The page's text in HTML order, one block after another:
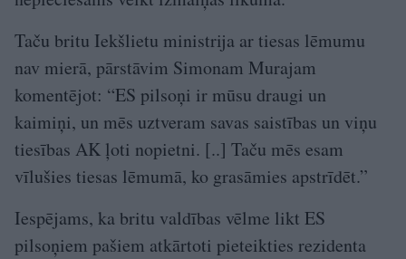
Taču britu Iekšlietu ministrija ar tiesas lēmumu
nav mierā, pārstāvim Simonam Murajam
komentējot: “ES pilsoņi ir mūsu draugi un
kaimiņi, un mēs uztveram savas saistības un viņu
tiesības AK ļoti nopietni. [..] Taču mēs esam
vīlušies tiesas lēmumā, ko grasāmies apstrīdēt.”
Iespējams, ka britu valdības vēlme likt ES
pilsoņiem pašiem atkārtoti pieteikties rezidenta